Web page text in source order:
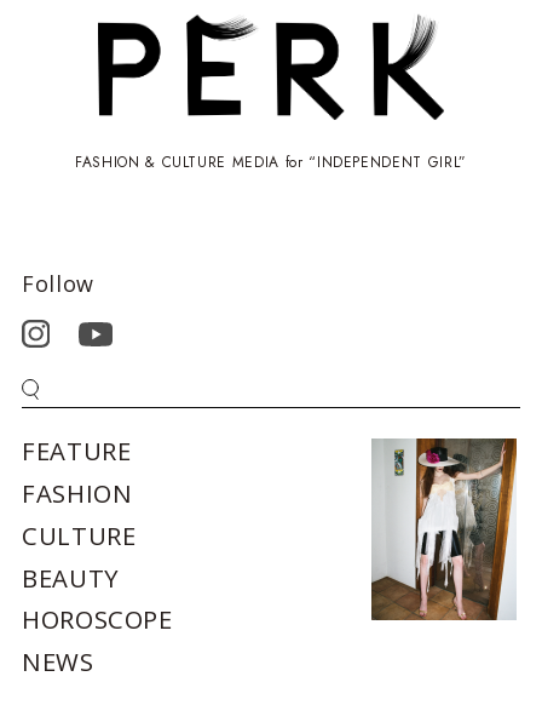
FASHION & CULTURE MEDIA for “INDEPENDENT GIRL”
Follow
FEATURE
FASHION
CULTURE
BEAUTY
HOROSCOPE
NEWS